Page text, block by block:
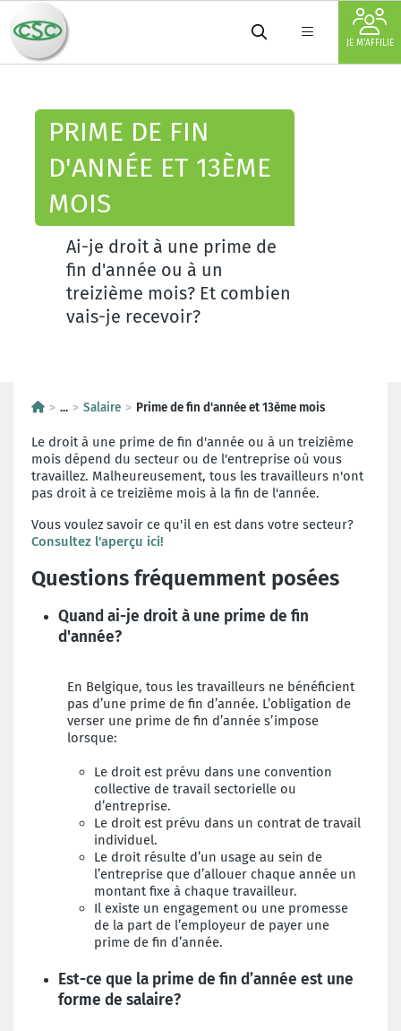
JE M'AFFILIE
PRIME DE FIN
D'ANNÉE ET 13ÈME
MOIS
Ai-je droit à une prime de
fin d'année ou à un
treizième mois? Et combien
vais-je recevoir?
... Salaire Prime de fin d'année et 13ème mois
Le droit à une prime de fin d'année ou à un treizième
mois dépend du secteur ou de l'entreprise où vous
travaillez. Malheureusement, tous les travailleurs n'ont
pas droit à ce treizième mois à la fin de l'année.
Vous voulez savoir ce qu'il en est dans votre secteur?
Consultez l'aperçu ici!
Questions fréquemment posées
Quand ai-je droit à une prime de fin
d'année?
En Belgique, tous les travailleurs ne bénéficient
pas d’une prime de fin d’année. L’obligation de
verser une prime de fin d’année s’impose
lorsque:
Le droit est prévu dans une convention
collective de travail sectorielle ou
d’entreprise.
Le droit est prévu dans un contrat de travail
individuel.
Le droit résulte d’un usage au sein de
l’entreprise que d’allouer chaque année un
montant fixe à chaque travailleur.
Il existe un engagement ou une promesse
de la part de l’employeur de payer une
prime de fin d’année.
Est-ce que la prime de fin d’année est une
forme de salaire?